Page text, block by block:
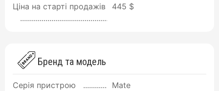
Ціна на старті продажів
445 $
Бренд та модель
Серія пристрою
Mate